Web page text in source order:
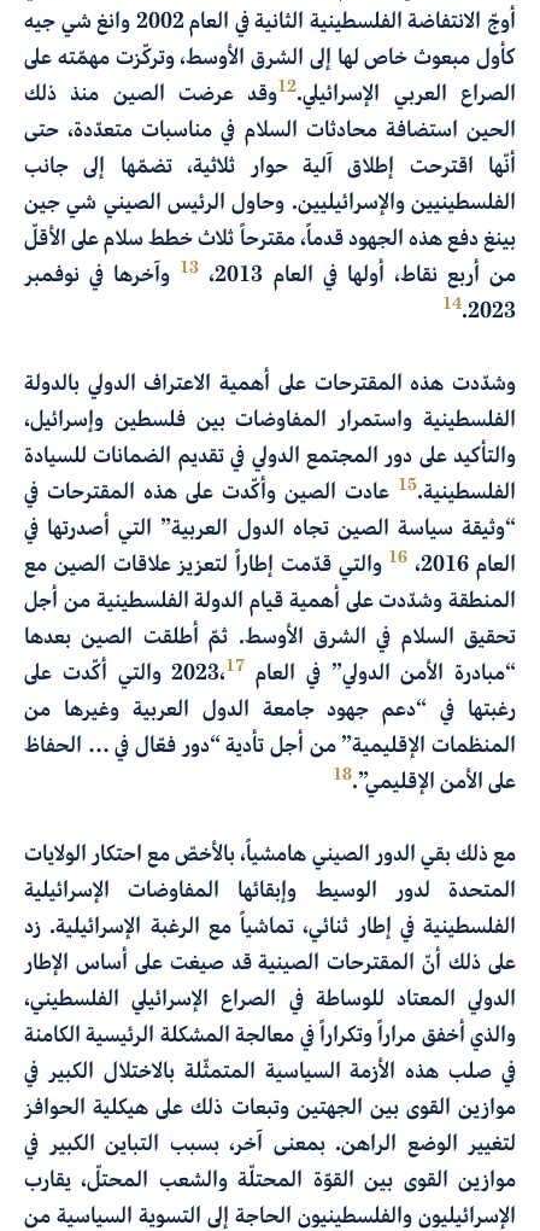
أوجّ الانتفاضة الفلسطينية الثانية في العام 2002 وانغ شي جيه
كأول مبعوث خاص لها إلى الشرق الأوسط، وتركّزت مهمّته على
الصراع العربي الإسرائيلي.12وقد عرضت الصين منذ ذلك
الحين استضافة محادثات السلام في مناسبات متعدّدة، حتى
أنّها اقترحت إطلاق آلية حوار ثلاثية، تضمّها إلى جانب
الفلسطينيين والإسرائيليين. وحاول الرئيس الصيني شي جين
بينغ دفع هذه الجهود قدماً، مقترحاً ثلاث خطط سلام على الأقلّ
من أربع نقاط، أولها في العام 2013،
13 وآخرها في نوفمبر
14.2023
وشدّدت هذه المقترحات على أهمية الاعتراف الدولي بالدولة
الفلسطينية واستمرار المفاوضات بين فلسطين وإسرائيل،
والتأكيد على دور المجتمع الدولي في تقديم الضمانات للسيادة
الفلسطينية.15 عادت الصين وأكّدت على هذه المقترحات في
“وثيقة سياسة الصين تجاه الدول العربية” التي أصدرتها في
العام 2016،
16 والتي قدّمت إطاراً لتعزيز علاقات الصين مع
المنطقة وشدّدت على أهمية قيام الدولة الفلسطينية من أجل
تحقيق السلام في الشرق الأوسط. ثمّ أطلقت الصين بعدها
“مبادرة الأمن الدولي” في العام 2023، 17
والتي أكّدت على
رغبتها في “دعم جهود جامعة الدول العربية وغيرها من
المنظمات الإقليمية” من أجل تأدية “دور فعّال في … الحفاظ
على الأمن الإقليمي”.18
مع ذلك بقي الدور الصيني هامشياً، بالأخصّ مع احتكار الولايات
المتحدة لدور الوسيط وإبقائها المفاوضات الإسرائيلية
الفلسطينية في إطار ثنائي، تماشياً مع الرغبة الإسرائيلية. زد
على ذلك أنّ المقترحات الصينية قد صيغت على أساس الإطار
الدولي المعتاد للوساطة في الصراع الإسرائيلي الفلسطيني،
والذي أخفق مراراً وتكراراً في معالجة المشكلة الرئيسية الكامنة
في صلب هذه الأزمة السياسية المتمثّلة بالاختلال الكبير في
موازين القوى بين الجهتين وتبعات ذلك على هيكلية الحوافز
لتغيير الوضع الراهن. بمعنى آخر، بسبب التباين الكبير في
موازين القوى بين القوّة المحتلّة والشعب المحتلّ، يقارب
الإسرائيليون والفلسطينيون الحاجة إلى التسوية السياسية من